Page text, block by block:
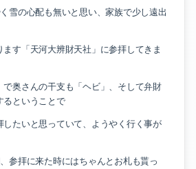
暮らしのこと
ワタクシゴト
雪の心配も無いと思い、家族で少し遠出
す「天河大辨財天社」に参拝してきま
で奥さんの干支も「ヘビ」、そして弁財
るということで
したいと思っていて、ようやく行く事が
参拝に来た時にはちゃんとお札も貰っ